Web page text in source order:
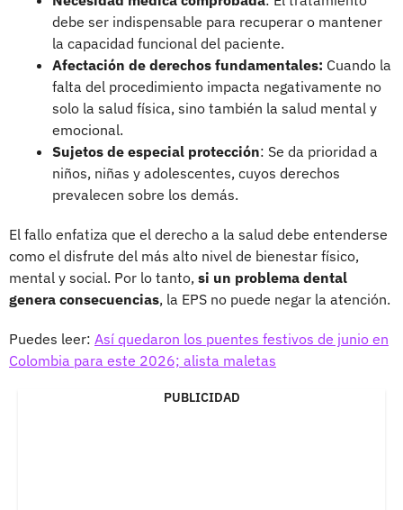
debe ser indispensable para recuperar o mantener
la capacidad funcional del paciente.
Afectación de derechos fundamentales: Cuando la
falta del procedimiento impacta negativamente no
solo la salud física, sino también la salud mental y
emocional.
Sujetos de especial protección: Se da prioridad a
niños, niñas y adolescentes, cuyos derechos
prevalecen sobre los demás.
El fallo enfatiza que el derecho a la salud debe entenderse
como el disfrute del más alto nivel de bienestar físico,
mental y social. Por lo tanto, si un problema dental
genera consecuencias, la EPS no puede negar la atención.
Puedes leer: Así quedaron los puentes festivos de junio en
Colombia para este 2026; alista maletas
PUBLICIDAD